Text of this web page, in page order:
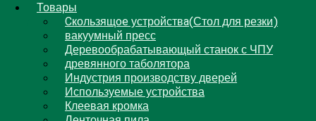
Товары
Cкользящoe устройствa(Стол для резки)
вакуумный пресс
Деревообрабатывающый станок с ЧПУ
древянного таболятора
Индустрия производству дверей
Используемые устройства
Клеевая кромка